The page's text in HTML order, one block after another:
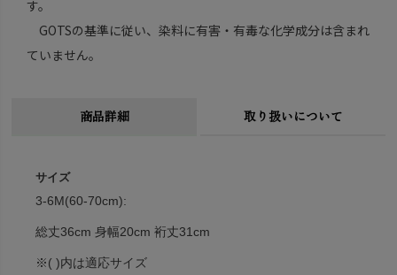
す。
GOTSの基準に従い、染料に有害・有毒な化学成分は含まれ
ていません。
商品詳細 取り扱いについて
サイズ
3-6M(60-70cm):
総丈36cm 身幅20cm 裄丈31cm
※( )内は適応サイズ